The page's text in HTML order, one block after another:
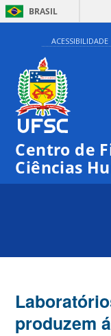
BRASIL
ACESSIBILIDADE
Centro de
Ciências
produzem